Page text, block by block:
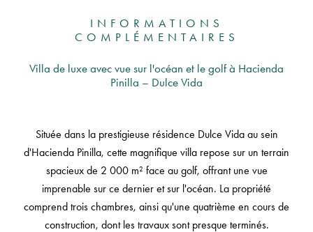
INFORMATIONS
COMPLÉMENTAIRES
Villa de luxe avec vue sur l'océan et le golf à Hacienda
Pinilla – Dulce Vida
Située dans la prestigieuse résidence Dulce Vida au sein
d'Hacienda Pinilla, cette magnifique villa repose sur un terrain
spacieux de 2 000 m² face au golf, offrant une vue
imprenable sur ce dernier et sur l'océan. La propriété
comprend trois chambres, ainsi qu'une quatrième en cours de
construction, dont les travaux sont presque terminés.